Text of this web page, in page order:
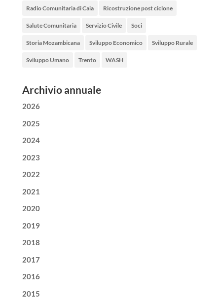
Radio Comunitaria di Caia Ricostruzione post ciclone
Salute Comunitaria Servizio Civile Soci
Storia Mozambicana Sviluppo Economico Sviluppo Rurale
Sviluppo Umano Trento WASH
Archivio annuale
2026
2025
2024
2023
2022
2021
2020
2019
2018
2017
2016
2015